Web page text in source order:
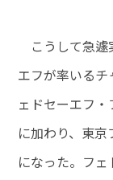
こうして急遽
エフが率いる
ェドセーエフ
に加わり、東
になった。フ